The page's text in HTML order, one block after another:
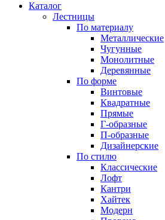
Каталог
Лестницы
По материалу
Металлические
Чугунные
Монолитные
Деревянные
По форме
Винтовые
Квадратные
Прямые
Г-образные
П-образные
Дизайнерские
По стилю
Классические
Лофт
Кантри
Хайтек
Модерн